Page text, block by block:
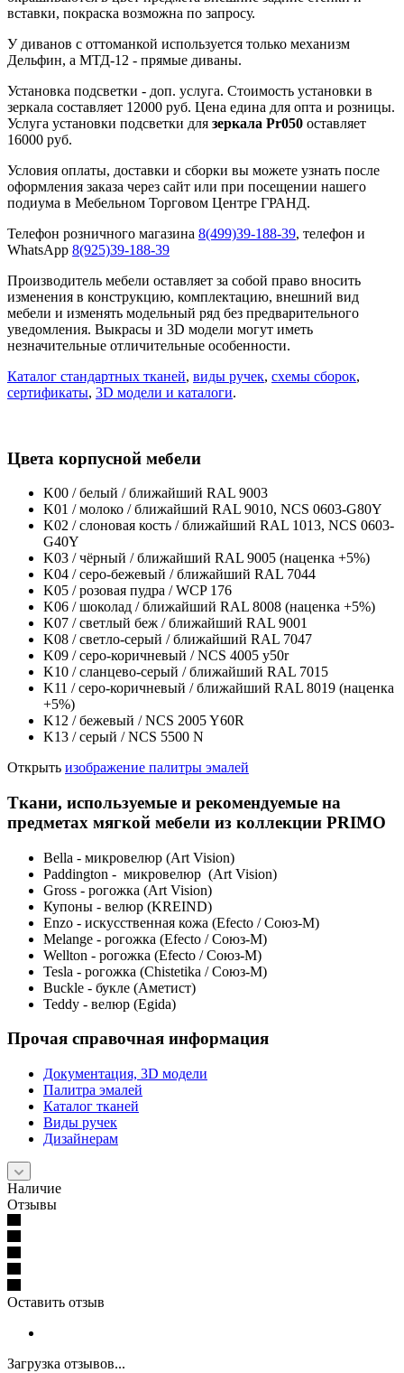
вставки, покраска возможна по запросу.
У диванов с оттоманкой используется только механизм
Дельфин, а МТД-12 - прямые диваны.
Установка подсветки - доп. услуга. Стоимость установки в
зеркала составляет 12000 руб. Цена едина для опта и розницы.
Услуга установки подсветки для зеркала Pr050 оставляет
16000 руб.
Условия оплаты, доставки и сборки вы можете узнать после
оформления заказа через сайт или при посещении нашего
подиума в Мебельном Торговом Центре ГРАНД.
Телефон розничного магазина 8(499)39-188-39, телефон и
WhatsApp 8(925)39-188-39
Производитель мебели оставляет за собой право вносить
изменения в конструкцию, комплектацию, внешний вид
мебели и изменять модельный ряд без предварительного
уведомления. Выкрасы и 3D модели могут иметь
незначительные отличительные особенности.
Каталог стандартных тканей, виды ручек, схемы сборок,
сертификаты, 3D модели и каталоги.
Цвета корпусной мебели
K00 / белый / ближайший RAL 9003
K01 / молоко / ближайший RAL 9010, NCS 0603-G80Y
K02 / слоновая кость / ближайший RAL 1013, NCS 0603-
G40Y
K03 / чёрный / ближайший RAL 9005 (наценка +5%)
K04 / серо-бежевый / ближайший RAL 7044
K05 / розовая пудра / WCP 176
K06 / шоколад / ближайший RAL 8008 (наценка +5%)
K07 / светлый беж / ближайший RAL 9001
K08 / светло-серый / ближайший RAL 7047
K09 / серо-коричневый / NCS 4005 y50r
K10 / сланцево-серый / ближайший RAL 7015
K11 / серо-коричневый / ближайший RAL 8019 (наценка
+5%)
K12 / бежевый / NCS 2005 Y60R
K13 / серый / NCS 5500 N
Открыть изображение палитры эмалей
Ткани, используемые и рекомендуемые на
предметах мягкой мебели из коллекции PRIMO
Bella - микровелюр (Art Vision)
Paddington - микровелюр (Art Vision)
Gross - рогожка (Art Vision)
Купоны - велюр (KREIND)
Enzo - искусственная кожа (Efecto / Союз-М)
Melange - рогожка (Efecto / Союз-М)
Wellton - рогожка (Efecto / Союз-М)
Tesla - рогожка (Chistetika / Союз-М)
Buckle - букле (Аметист)
Teddy - велюр (Egida)
Прочая справочная информация
Документация, 3D модели
Палитра эмалей
Каталог тканей
Виды ручек
Дизайнерам
Наличие
Отзывы
Оставить отзыв
Загрузка отзывов...